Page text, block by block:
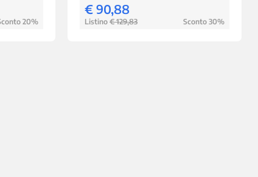
20%
€ 90,88
Listino € 129,83 Sconto 30%